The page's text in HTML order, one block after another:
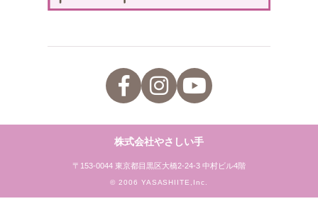
株式会社やさしい手
〒153-0044 東京都目黒区大橋2-24-3 中村ビル4階
© 2006 YASASHIITE,Inc.